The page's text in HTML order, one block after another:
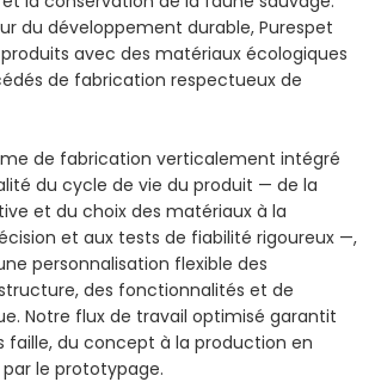
du développement durable, Purespet
avec des matériaux écologiques
de fabrication respectueux de
de fabrication verticalement intégré
du cycle de vie du produit — de la
et du choix des matériaux à la
et aux tests de fiabilité rigoureux —,
personnalisation flexible des
des fonctionnalités et de
Notre flux de travail optimisé garantit
faille, du concept à la production en
le prototypage.